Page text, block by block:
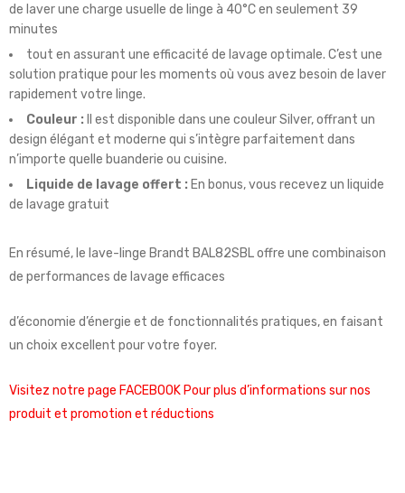
de laver une charge usuelle de linge à 40°C en seulement 39
minutes
tout en assurant une efficacité de lavage optimale. C’est une
solution pratique pour les moments où vous avez besoin de laver
rapidement votre linge.
Couleur : Il est disponible dans une couleur Silver, offrant un
design élégant et moderne qui s’intègre parfaitement dans
n’importe quelle buanderie ou cuisine.
Liquide de lavage offert : En bonus, vous recevez un liquide
de lavage gratuit
En résumé, le lave-linge Brandt BAL82SBL offre une combinaison
de performances de lavage efficaces
d’économie d’énergie et de fonctionnalités pratiques, en faisant
un choix excellent pour votre foyer.
Visitez notre page FACEBOOK Pour plus d’informations sur nos
produit et promotion et réductions